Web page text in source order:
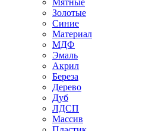
Мятные
Золотые
Синие
Материал
МДФ
Эмаль
Акрил
Береза
Дерево
Дуб
ЛДСП
Массив